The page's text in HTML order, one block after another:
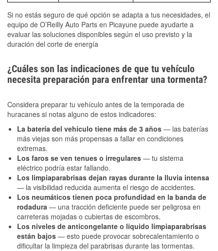
Si no estás seguro de qué opción se adapta a tus necesidades, el
equipo de O’Reilly Auto Parts en Picayune puede ayudarte a
evaluar las soluciones disponibles según el uso previsto y la
duración del corte de energía
¿Cuáles son las indicaciones de que tu vehículo
necesita preparación para enfrentar una tormenta?
Considera preparar tu vehículo antes de la temporada de
huracanes si notas alguno de estos indicadores:
La batería del vehículo tiene más de 3 años — las baterías
más viejas son más propensas a fallar en condiciones
extremas.
Los faros se ven tenues o irregulares — tu sistema
eléctrico podría estar fallando.
Los limpiaparabrisas dejan rayas durante la lluvia intensa
— la visibilidad reducida aumenta el riesgo de accidentes.
Los neumáticos tienen poca profundidad en la banda de
rodadura — una tracción deficiente puede ser peligrosa en
carreteras mojadas o cubiertas de escombros.
Los niveles de anticongelante o líquido limpiaparabrisas
están bajos — esto puede provocar sobrecalentamiento o
dificultar la limpieza del parabrisas durante las tormentas.